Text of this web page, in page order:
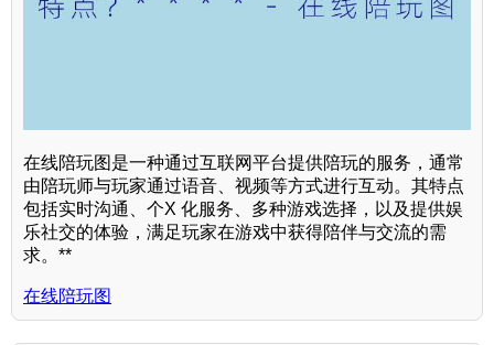
在线陪玩图是一种通过互联网平台提供陪玩的服务，通常
由陪玩师与玩家通过语音、视频等方式进行互动。其特点
包括实时沟通、个X 化服务、多种游戏选择，以及提供娱
乐社交的体验，满足玩家在游戏中获得陪伴与交流的需
求。**
在线陪玩图